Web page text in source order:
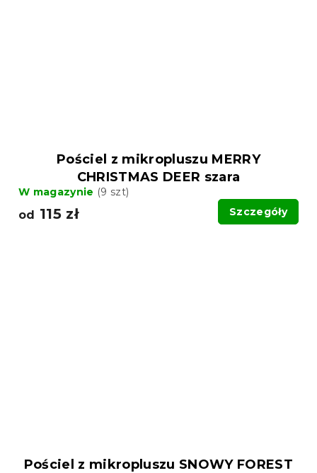
Pościel z mikropluszu MERRY
CHRISTMAS DEER szara
W magazynie (9 szt)
od 115 zł Szczegóły
Pościel z mikropluszu SNOWY FOREST